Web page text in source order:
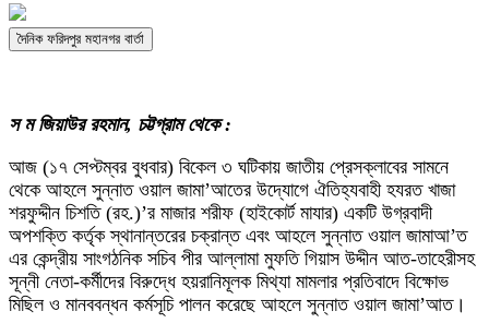
দৈনিক ফরিদপুর মহানগর বার্তা
স ম জিয়াউর রহমান, চট্টগ্রাম থেকে :
আজ (১৭ সেপ্টম্বর বুধবার) বিকেল ৩ ঘটিকায় জাতীয় প্রেসক্লাবের সামনে
থেকে আহলে সুন্নাত ওয়াল জামা’আতের উদ্যোগে ঐতিহ্যবাহী হযরত খাজা
শরফুদ্দীন চিশতি (রহ.)’র মাজার শরীফ (হাইকোর্ট মাযার) একটি উগ্রবাদী
অপশক্তি কর্তৃক স্থানান্তরের চক্রান্ত এবং আহলে সুন্নাত ওয়াল জামাআ’ত
এর কেন্দ্রীয় সাংগঠনিক সচিব পীর আল্লামা মুফতি গিয়াস উদ্দীন আত-তাহেরীসহ
সূন্নী নেতা-কর্মীদের বিরুদ্ধে হয়রানিমূলক মিথ্যা মামলার প্রতিবাদে বিক্ষোভ
মিছিল ও মানববন্ধন কর্মসূচি পালন করেছে আহলে সুন্নাত ওয়াল জামা’আত।